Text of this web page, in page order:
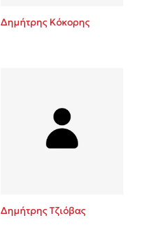
Δημήτρης Κόκορης
Δημήτρης Τζιόβας